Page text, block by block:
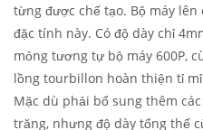
từng được chế tạo. Bộ máy
đặc tính này. Có độ dày chỉ
mỏng tương tự bộ máy 600P,
lồng tourbillon hoàn thiện tỉ
Mặc dù phải bổ sung thêm
trăng, nhưng độ dày tổng thể